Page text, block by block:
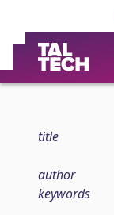
title
author
keywords